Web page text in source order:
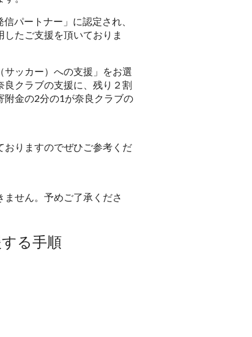
パートナー」に認定され、
したご支援を頂いておりま
サッカー）への支援」をお選
クラブの支援に、残り２割
附金の2分の1が奈良クラブの
おりますのでぜひご参考くだ
せん。予めご了承くださ
る手順